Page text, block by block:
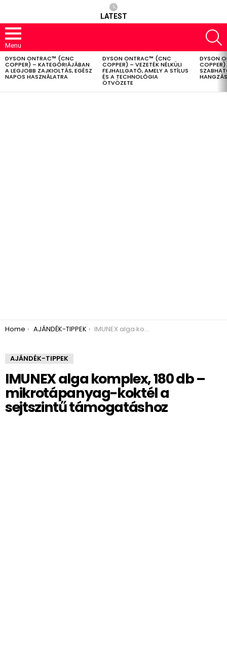
LATEST
Menu
LATEST
STORIES
DYSON ONTRAC™ (CNC
COPPER) – KATEGÓRIÁJÁBAN
A LEGJOBB ZAJKIOLTÁS, EGÉSZ
NAPOS HASZNÁLATRA
DYSON ONTRAC™ (CNC
COPPER) – VEZETÉK NÉLKÜLI
FEJHALLGATÓ, AMELY A STÍLUS
ÉS A TECHNOLÓGIA
ÖTVÖZETE
DYSON
COPPER)
You are here:
Home AJÁNDÉK-TIPPEK IMUNEX alga komplex, 180 db – mikrotápanyag-koktél a sejtszintű támogatáshoz​
AJÁNDÉK-TIPPEK
IMUNEX alga komplex, 180 db –
mikrotápanyag-koktél a
sejtszintű támogatáshoz​